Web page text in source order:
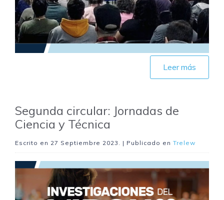
Leer más
Segunda circular: Jornadas de
Ciencia y Técnica
Escrito en 27 Septiembre 2023 . | Publicado en Trelew